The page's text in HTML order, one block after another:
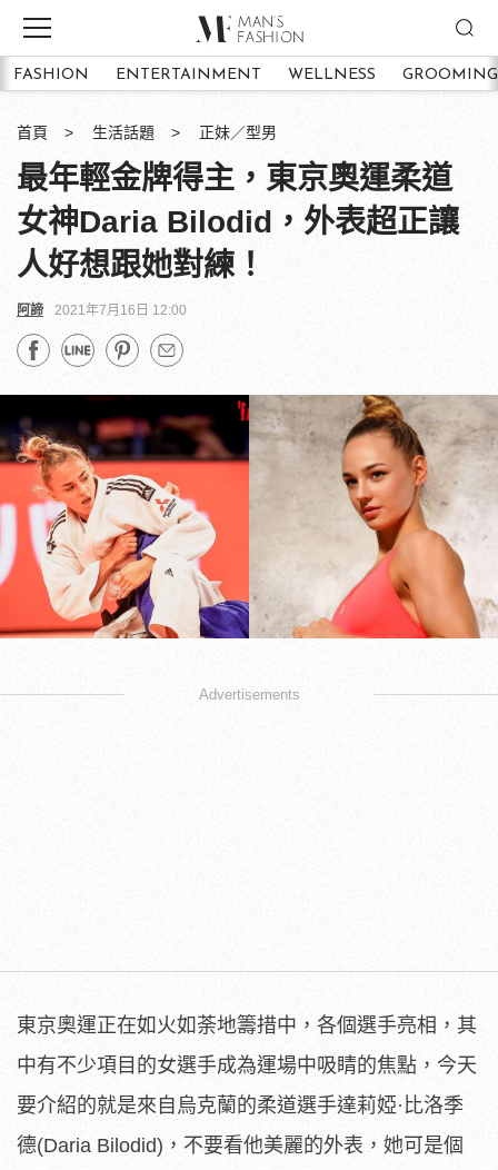
FASHION ENTERTAINMENT WELLNESS GROOMING
首頁 生活話題 正妹／型男
最年輕金牌得主，東京奧運柔道
女神Daria Bilodid，外表超正讓
人好想跟她對練！
阿諦 2021年7月16日 12:00
Advertisements
東京奧運正在如火如荼地籌措中，各個選手亮相，其
中有不少項目的女選手成為運場中吸睛的焦點，今天
要介紹的就是來自烏克蘭的柔道選手達莉婭·比洛季
德(Daria Bilodid)，不要看他美麗的外表，她可是個